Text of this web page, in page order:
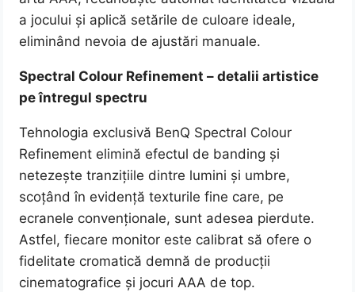
a jocului și aplică setările de culoare ideale,
eliminând nevoia de ajustări manuale.
Spectral Colour Refinement – detalii artistice
pe întregul spectru
Tehnologia exclusivă BenQ Spectral Colour
Refinement elimină efectul de banding și
netezește tranzițiile dintre lumini și umbre,
scoțând în evidență texturile fine care, pe
ecranele convenționale, sunt adesea pierdute.
Astfel, fiecare monitor este calibrat să ofere o
fidelitate cromatică demnă de producții
cinematografice și jocuri AAA de top.